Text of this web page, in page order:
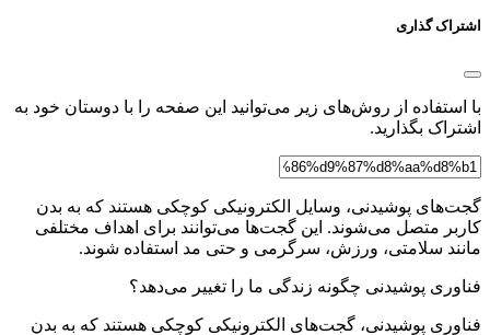
اشتراک گذاری
با استفاده از روش‌های زیر می‌توانید این صفحه را با دوستان خود به
اشتراک بگذارید.
گجت‌های پوشیدنی، وسایل الکترونیکی کوچکی هستند که به بدن
کاربر متصل می‌شوند. این گجت‌ها می‌توانند برای اهداف مختلفی
مانند سلامتی، ورزش، سرگرمی و حتی مد استفاده شوند.
فناوری پوشیدنی چگونه زندگی ما را تغییر می‌دهد؟
فناوری پوشیدنی، گجت‌های الکترونیکی کوچکی هستند که به بدن